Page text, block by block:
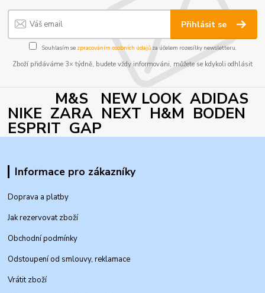
Přihlásit se
Souhlasím se zpracováním osobních údajůza účelem rozesílky newsletteru.
Zboží přidáváme 3× týdně, budete vždy informováni, můžete se kdykoli odhlásit
M&S NEW LOOK ADIDAS
NIKE ZARA NEXT H&M BODEN
ESPRIT GAP
Informace pro zákazníky
Doprava a platby
Jak rezervovat zboží
Obchodní podmínky
Odstoupení od smlouvy, reklamace
Vrátit zboží